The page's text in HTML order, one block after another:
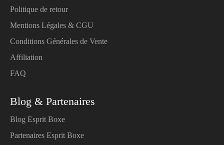
Politique de retour
Mentions Légales & CGU
Conditions Générales de Vente
Affiliation
FAQ
Blog & Partenaires
Blog Esprit Boxe
Partenaires Esprit Boxe